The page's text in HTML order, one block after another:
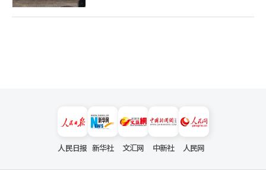
人民日报 新华社 文汇网 中新社 人民网